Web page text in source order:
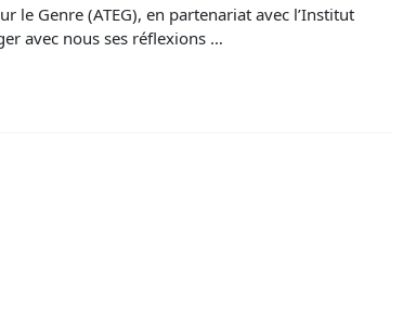
le Genre (ATEG), en partenariat avec l’Institut
avec nous ses réflexions …